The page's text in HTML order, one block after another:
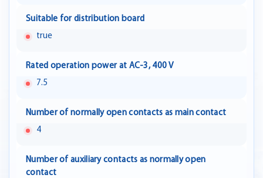
Suitable for distribution board
true
Rated operation power at AC-3, 400 V
7.5
Number of normally open contacts as main contact
4
Number of auxiliary contacts as normally open
contact